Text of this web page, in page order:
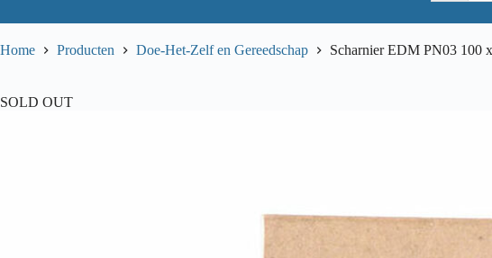
Home Producten Doe-Het-Zelf en Gereedschap Scharnier EDM PN03 100
SOLD OUT